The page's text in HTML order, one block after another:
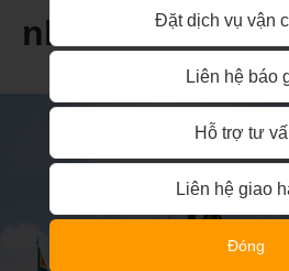
nhanh đi Bình
Đặt dịch vụ vận
Liên hệ báo
Hỗ trợ tư
Liên hệ giao
Đóng